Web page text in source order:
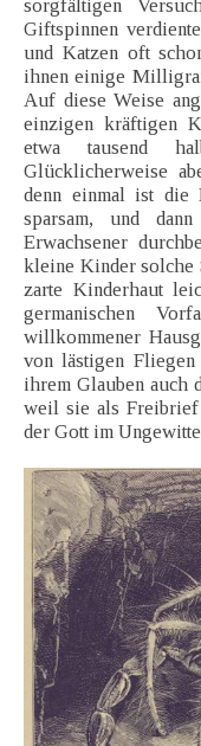
sorgfältigen
Giftspinnen
und Katzen oft
ihnen einige
Auf diese Weise
einzigen kräftigen
etwa tausend
Glücklicherweise
denn einmal ist die
sparsam, und
Erwachsener
kleine Kinder solche
zarte Kinderhaut
germanischen
willkommener
von lästigen Fliegen
ihrem Glauben auch
weil sie als Freibrief
der Gott im